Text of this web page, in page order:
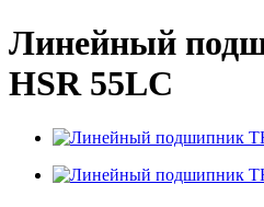
Линейный
HSR 55LC